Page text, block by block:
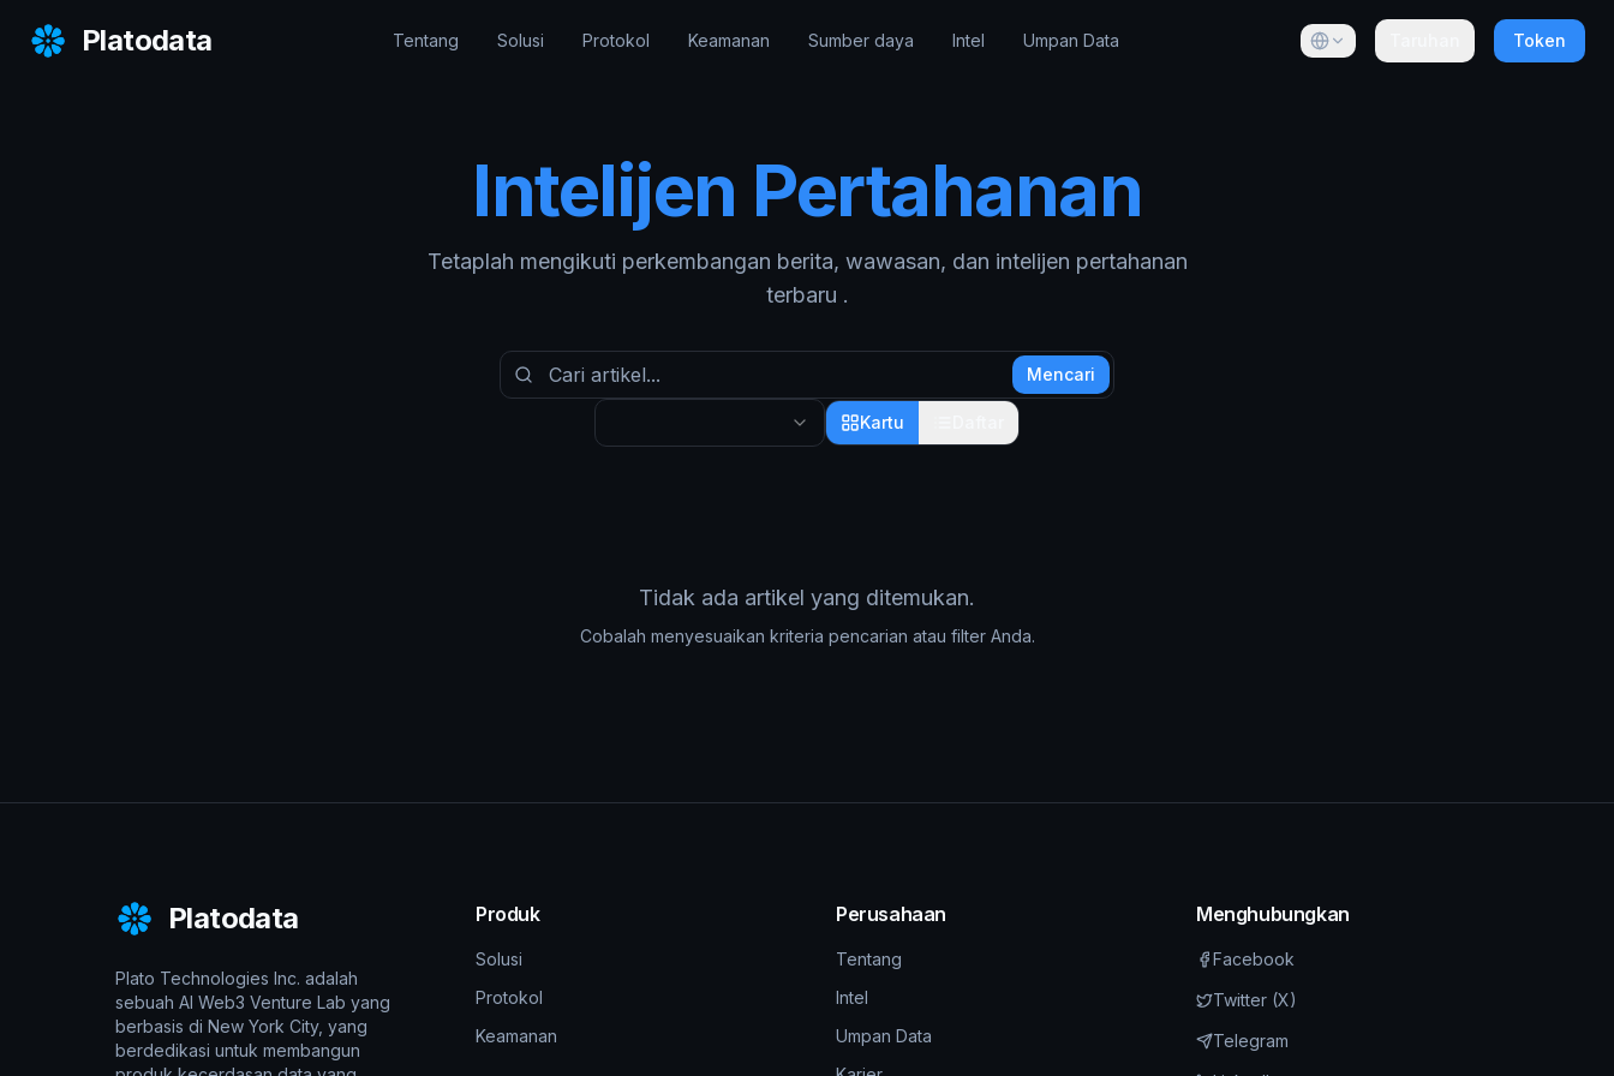
Platodata Tentang Solusi Protokol Keamanan Sumber daya Intel Umpan Data Token
Intelijen Pertahanan
Tetaplah mengikuti perkembangan berita, wawasan, dan intelijen pertahanan
terbaru .
Mencari
Kartu
Tidak ada artikel yang ditemukan.
Cobalah menyesuaikan kriteria pencarian atau filter Anda.
Platodata
Plato Technologies Inc. adalah
sebuah AI Web3 Venture Lab yang
berbasis di New York City, yang
berdedikasi untuk membangun
Produk
Solusi
Protokol
Keamanan
Perusahaan
Tentang
Intel
Umpan Data
Menghubungkan
Facebook
Twitter (X)
Telegram